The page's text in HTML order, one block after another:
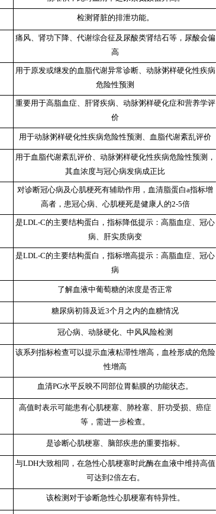
检测肾脏的排泄功能。
痛风、肾功下降、代谢综合征及尿酸类肾结石等，尿酸会偏
高
用于原发或继发的血脂代谢异常诊断、动脉粥样硬化性疾病
危险性预测
重要用于高脂血症、肝肾疾病、动脉粥样硬化症和营养学评
价
用于动脉粥样硬化性疾病危险性预测、血脂代谢紊乱评价
用于血脂代谢紊乱评价、动脉粥样硬化性疾病危险性预测，
其血浓度与冠心病发病成正比
对诊断冠心病及心肌梗死有辅助作用，血清脂蛋白a指标增
高者，患冠心病、心肌梗死是健康人的2-5倍
是LDL-C的主要结构蛋白，指标降低提示：高脂血症、冠心
病、肝实质病变
是LDL-C的主要结构蛋白，指标增高提示：高脂血症、冠心
病
了解血液中葡萄糖的浓度是否正常
糖尿病初筛及近3个月之内的血糖情况
冠心病、动脉硬化、中风风险检测
该系列指标检查可以提示血液粘滞性增高，血栓形成的危险
性增高
血清PG水平反映不同部位胃黏膜的功能状态。
高值时表示可能患有心肌梗塞、肺栓塞、肝功受损、癌症
等，需进一步检查。
是诊断心肌梗塞、脑部疾患的重要指标。
与LDH大致相同，在急性心肌梗塞时此酶在血液中维持高值
可达到2倍左右。
该检测对于诊断急性心肌梗塞有特异性。